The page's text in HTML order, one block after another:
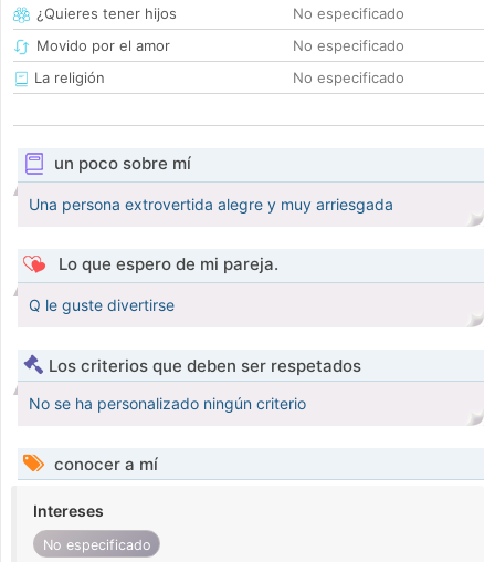
¿Quieres tener hijos
No especificado
Movido por el amor
No especificado
La religión
No especificado
un poco sobre mí
Una persona extrovertida alegre y muy arriesgada
Lo que espero de mi pareja.
Q le guste divertirse
Los criterios que deben ser respetados
No se ha personalizado ningún criterio
conocer a mí
Intereses
No especificado